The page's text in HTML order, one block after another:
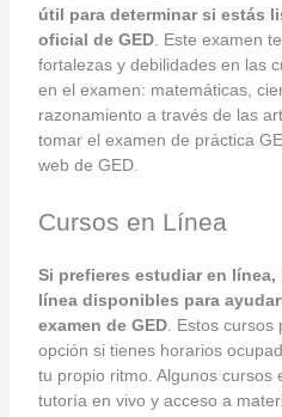
útil para determinar si estás
oficial de GED. Este examen
fortalezas y debilidades en las
en el examen: matemáticas,
razonamiento a través de las
tomar el examen de práctica
web de GED.
Cursos en Línea
Si prefieres estudiar en
línea disponibles para
examen de GED. Estos cursos
opción si tienes horarios
tu propio ritmo. Algunos cursos
tutoría en vivo y acceso a